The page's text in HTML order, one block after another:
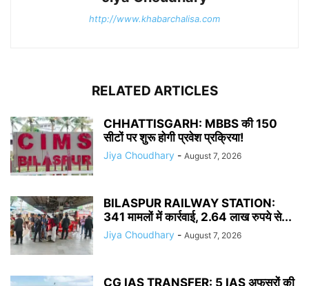
http://www.khabarchalisa.com
RELATED ARTICLES
CHHATTISGARH: MBBS की 150
सीटों पर शुरू होगी प्रवेश प्रक्रिया!
Jiya Choudhary - August 7, 2026
BILASPUR RAILWAY STATION:
341 मामलों में कार्रवाई, 2.64 लाख रुपये से...
Jiya Choudhary - August 7, 2026
CG IAS TRANSFER: 5 IAS अफसरों की